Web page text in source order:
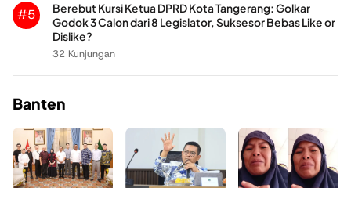
#5
Berebut Kursi Ketua DPRD Kota Tangerang: Golkar
Godok 3 Calon dari 8 Legislator, Suksesor Bebas Like or
Dislike?
32 Kunjungan
Banten